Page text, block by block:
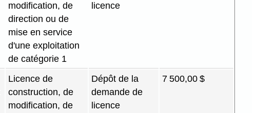
modification, de
direction ou de
mise en service
d'une exploitation
de catégorie 1
licence
Licence de
construction, de
modification, de
Dépôt de la
demande de
licence
7 500,00 $